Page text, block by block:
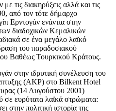
τις διακηρύξεις αλλά και τις
από τον τότε δήμαρχο
Ερντογάν ενάντια στην
διαδοχικών Κεμαλικών
σε ένα μεγάλο λαϊκό
του παραδοσιακού
Βαθέως Τουρκικού Κράτους.
στην ιδρυτική συνέλευση του
(ΑΚΡ) στο Bilkent Hotel
(14 Αυγούστου 2001)
σε ευρύτατα λαϊκά στρώματα:
πολιτική ιστορία της